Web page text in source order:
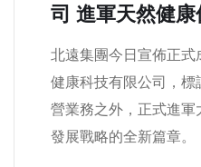
司 進軍天然健
北遠集團今日宣佈正
健康科技有限公司，
營業務之外，正式進
發展戰略的全新篇章。